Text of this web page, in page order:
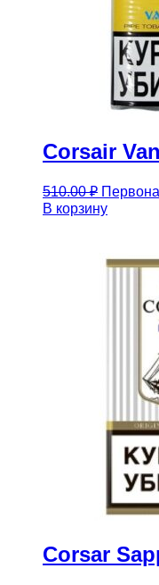
Corsair
510.00₽
В корзину
Corsar